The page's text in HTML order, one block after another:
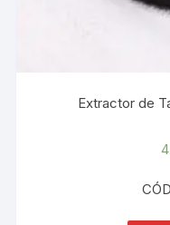
Extractor de